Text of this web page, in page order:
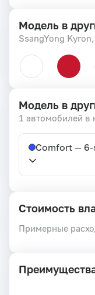
Модель в
SsangYong
Модель в
1 автомобилей в
Comfort — 6-
Стоимость
Примерные